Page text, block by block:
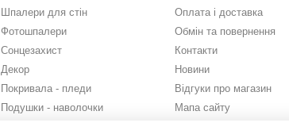
Шпалери для стін
Фотошпалери
Сонцезахист
Декор
Покривала - пледи
Подушки - наволочки
Оплата і доставка
Обмін та повернення
Контакти
Новини
Відгуки про магазин
Мапа сайту